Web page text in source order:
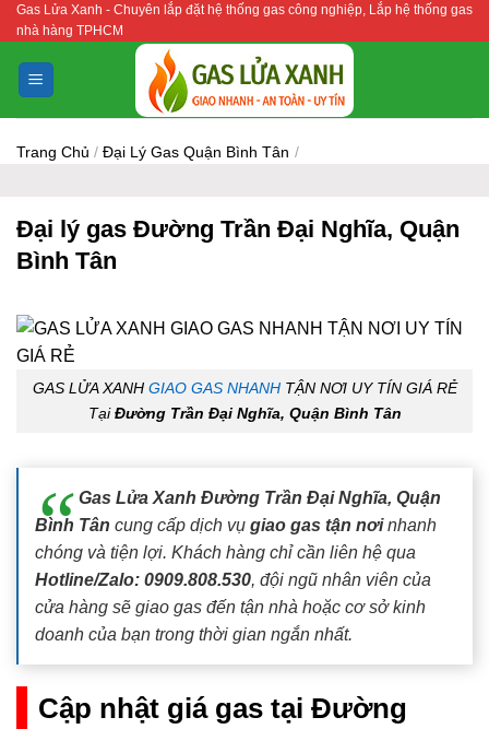
Bỏ
qua
nội
dung
Gas Lửa Xanh - Chuyên lắp đặt hệ thống gas công nghiệp, Lắp hệ thống gas
nhà hàng TPHCM
Trang Chủ / Đại Lý Gas Quận Bình Tân /
Đại lý gas Đường Trần Đại Nghĩa, Quận
Bình Tân
GAS LỬA XANH GIAO GAS NHANHTẬN NƠI UY TÍN GIÁ RẺ
TạiĐường Trần Đại Nghĩa, Quận Bình Tân
Gas Lửa Xanh Đường Trần Đại Nghĩa, Quận
Bình Tân cung cấp dịch vụ giao gas tận nơinhanh
chóng và tiện lợi. Khách hàng chỉ cần liên hệ qua
Hotline/Zalo: 0909.808.530, đội ngũ nhân viên của
cửa hàng sẽ giao gas đến tận nhà hoặc cơ sở kinh
doanh của bạn trong thời gian ngắn nhất.
Cập nhật giá gas tại Đường